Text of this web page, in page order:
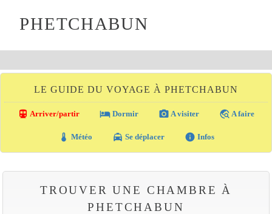
PHETCHABUN
LE GUIDE DU VOYAGE À PHETCHABUN
directions_transit Arriver/partir local_hotel Dormir photo_camera A visiter travel_explore A faire
thermostat Météo local_taxi Se déplacer info Infos
TROUVER UNE CHAMBRE À
PHETCHABUN